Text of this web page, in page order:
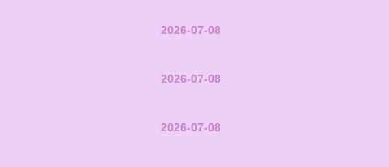
2026-07-08
2026-07-08
2026-07-08